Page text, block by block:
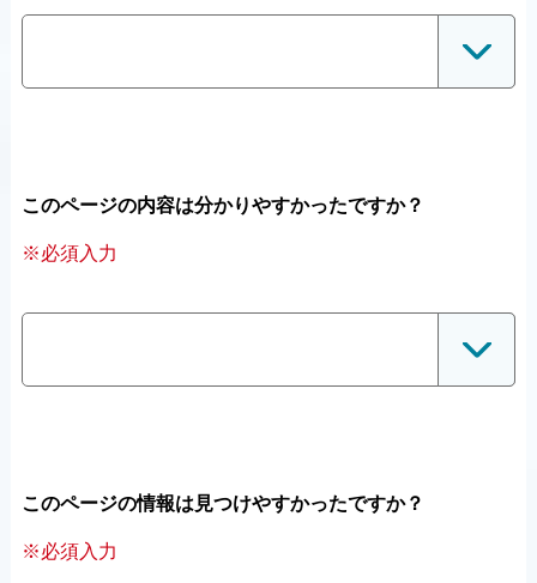
このページの内容は分かりやすかったですか？
※必須入力
このページの情報は見つけやすかったですか？
※必須入力